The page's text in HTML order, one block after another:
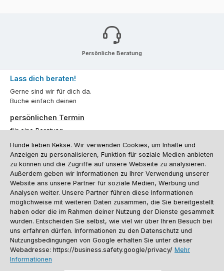
Persönliche Beratung
Lass dich beraten!
Gerne sind wir für dich da.
Buche einfach deinen
persönlichen Termin
für eine Beratung.
Oder über unserKontaktformular.
Vertrag widerrufen
Kundenservice
Informationen
Social Media und Kontakt
Versandinformationen
Hunde lieben Kekse. Wir verwenden Cookies, um Inhalte und
Anzeigen zu personalisieren, Funktion für soziale Medien anbieten
zu können und die Zugriffe auf unsere Webseite zu analysieren.
Außerdem geben wir Informationen zu Ihrer Verwendung unserer
Website ans unsere Partner für soziale Medien, Werbung und
Analysen weiter. Unsere Partner führen diese Informationen
möglichweise mit weiteren Daten zusammen, die Sie bereitgestellt
haben oder die im Rahmen deiner Nutzung der Dienste gesammelt
wurden. Entscheiden Sie selbst, wie viel wir über Ihren Besuch bei
uns erfahren dürfen. Informationen zu den Datenschutz und
Nutzungsbedingungen von Google erhalten Sie unter dieser
Webadresse: https://business.safety.google/privacy/ Mehr
Informationen